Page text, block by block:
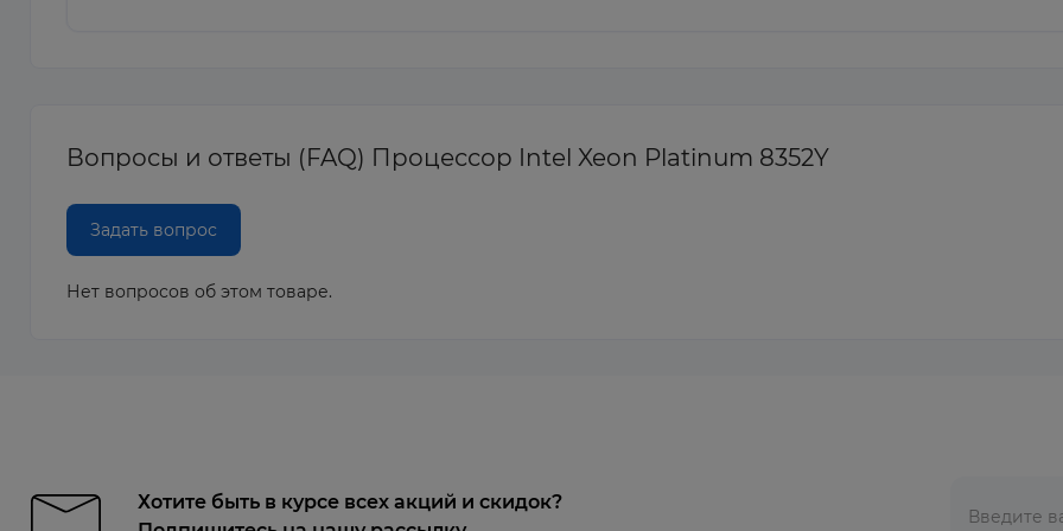
Вопросы и ответы (FAQ) Процессор Intel Xeon Platinum 8352Y
Задать вопрос
Нет вопросов об этом товаре.
Хотите быть в курсе всех акций и скидок?